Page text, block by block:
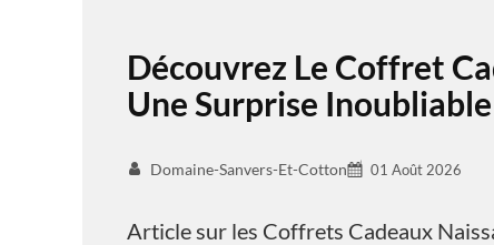
Découvrez Le Coffret
Une Surprise Inoubliable
Domaine-Sanvers-Et-Cotton 01 Août 2026
Article sur les Coffrets Cadeaux